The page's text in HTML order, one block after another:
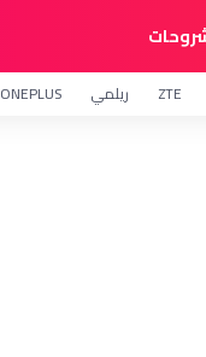
ZTE ريلمي ONEPLUS